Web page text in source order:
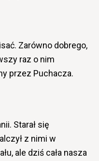
Zarówno dobrego,
raz o nim
przez Puchacza.
Starał się
z nimi w
ale dziś cała nasza